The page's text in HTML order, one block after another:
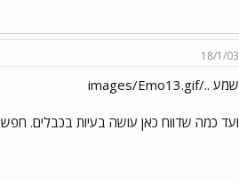
18/1/03
שמע ../images/Emo13.gif
ועד כמה שדווח כאן עושה בעיות בכבלים. חפש DLINK וPHEENET בלוחות הפורום.